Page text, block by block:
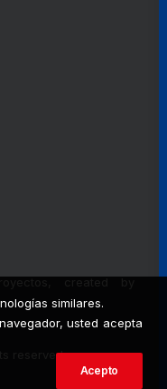
reserved
similares.
usted acepta
Acepto